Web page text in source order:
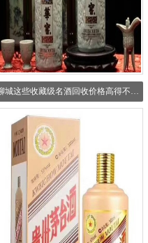
聊城这些收藏级名酒回收价格高得不得了，速来了解！